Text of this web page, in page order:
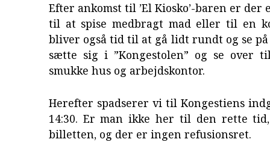
Efter ankomst til ’El Kiosko’-baren er der
til at spise medbragt mad eller til en
bliver også tid til at gå lidt rundt og se
sætte sig i ”Kongestolen” og se over
smukke hus og arbejdskontor.
Herefter spadserer vi til Kongestiens
14:30. Er man ikke her til den rette
billetten, og der er ingen refusionsret.